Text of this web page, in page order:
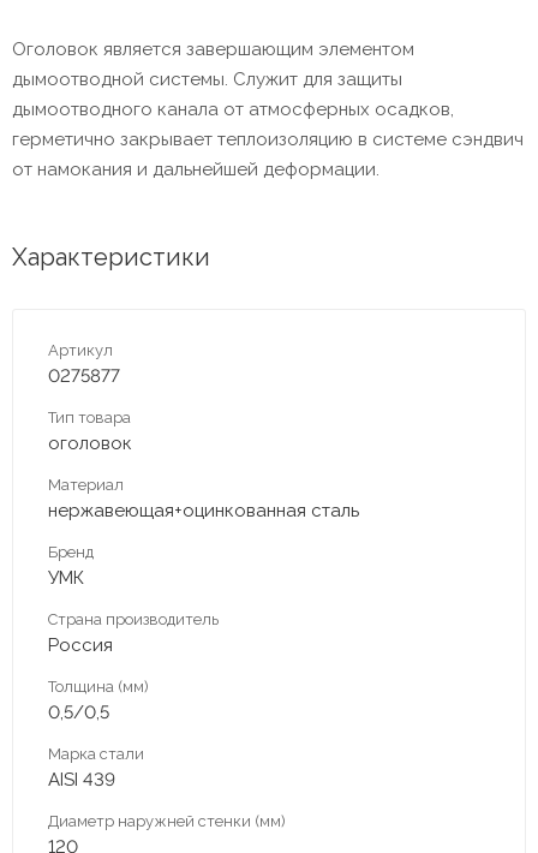
Оголовок является завершающим элементом
дымоотводной системы. Служит для защиты
дымоотводного канала от атмосферных осадков,
герметично закрывает теплоизоляцию в системе сэндвич
от намокания и дальнейшей деформации.
Характеристики
Артикул
0275877
Тип товара
оголовок
Материал
нержавеющая+оцинкованная сталь
Бренд
УМК
Страна производитель
Россия
Толщина (мм)
0,5/0,5
Марка стали
AISI 439
Диаметр наружней стенки (мм)
120